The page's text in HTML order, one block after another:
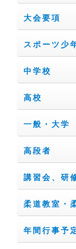
大会要項
スポーツ少
中学校
高校
一般・大学
高段者
講習会、研
柔道教室・
年間行事予